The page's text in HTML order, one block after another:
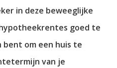
in deze beweeglijke
goed te
bent om een huis te
van je